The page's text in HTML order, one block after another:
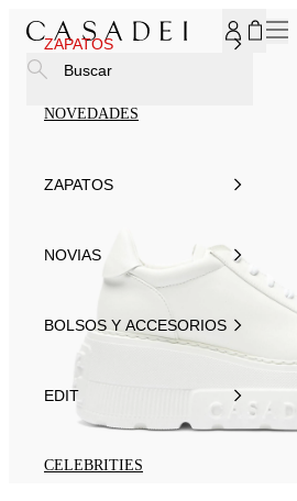
ZAPATOS
NOVEDADES
ZAPATOS
NOVIAS
BOLSOS Y ACCESORIOS
EDIT
CELEBRITIES
Buscar